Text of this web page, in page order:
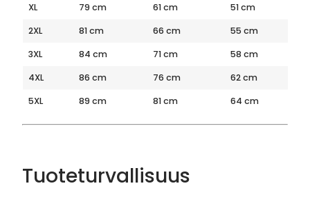
XL
79 cm 61 cm
51 cm
2XL
81 cm 66 cm
55 cm
3XL
84 cm 71 cm
58 cm
4XL
86 cm 76 cm
62 cm
5XL
89 cm 81 cm 64 cm
Tuoteturvallisuus